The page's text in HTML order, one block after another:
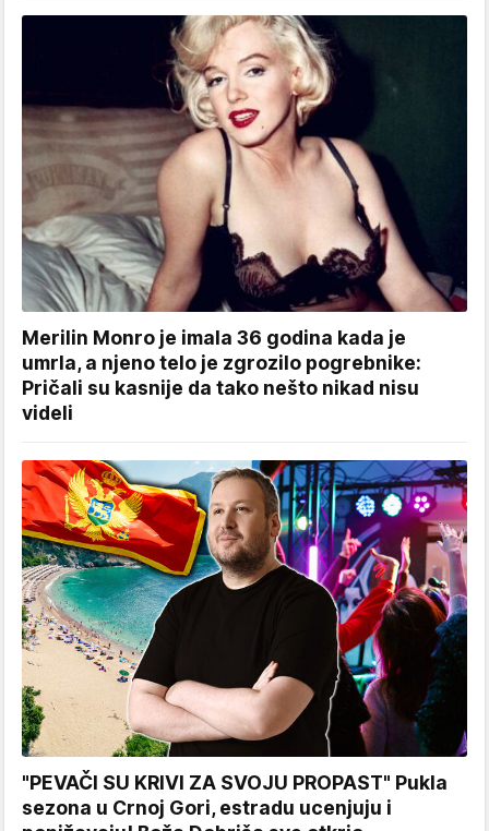
Merilin Monro je imala 36 godina kada je
umrla, a njeno telo je zgrozilo pogrebnike:
Pričali su kasnije da tako nešto nikad nisu
videli
"PEVAČI SU KRIVI ZA SVOJU PROPAST" Pukla
sezona u Crnoj Gori, estradu ucenjuju i